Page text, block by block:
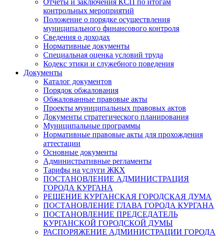
Отчеты и заключения КСП по итогам
контрольных мероприятий
Положение о порядке осуществления
муниципального финансового контроля
Сведения о доходах
Нормативные документы
Специальная оценка условий труда
Кодекс этики и служебного поведения
Документы
Каталог документов
Порядок обжалования
Обжалованные правовые акты
Проекты муниципальных правовых актов
Документы стратегического планирования
Муниципальные программы
Нормативные правовые акты для прохождения
аттестации
Основные документы
Административные регламенты
Тарифы на услуги ЖКХ
ПОСТАНОВЛЕНИЕ АДМИНИСТРАЦИЯ
ГОРОДА КУРГАНА
РЕШЕНИЕ КУРГАНСКАЯ ГОРОДСКАЯ ДУМА
ПОСТАНОВЛЕНИЕ ГЛАВА ГОРОДА КУРГАНА
ПОСТАНОВЛЕНИЕ ПРЕДСЕДАТЕЛЬ
КУРГАНСКОЙ ГОРОДСКОЙ ДУМЫ
РАСПОРЯЖЕНИЕ АДМИНИСТРАЦИИ ГОРОДА